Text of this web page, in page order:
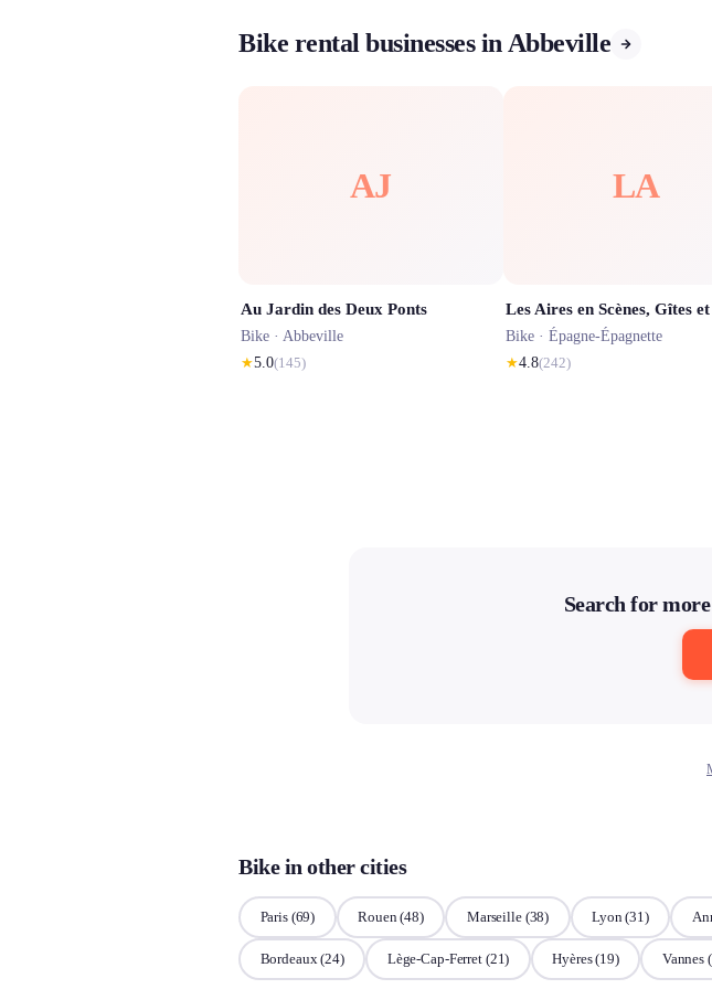
Bike rental businesses in Abbeville
AJ
Au Jardin des Deux Ponts
Bike · Abbeville
★5.0(145)
LA
Bike · Épagne-Épagnette
★4.8(242)
Search for
Bike in other cities
Paris(69) Rouen(48) Marseille(38) Lyon(31)
Bordeaux(24) Lège-Cap-Ferret(21) Hyères(19) Vannes